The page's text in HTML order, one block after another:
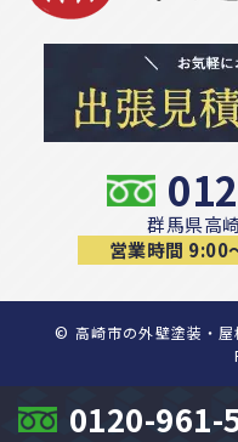
0120-961-
群馬県高
営業時間 9:00
© 高崎市の外壁塗装・